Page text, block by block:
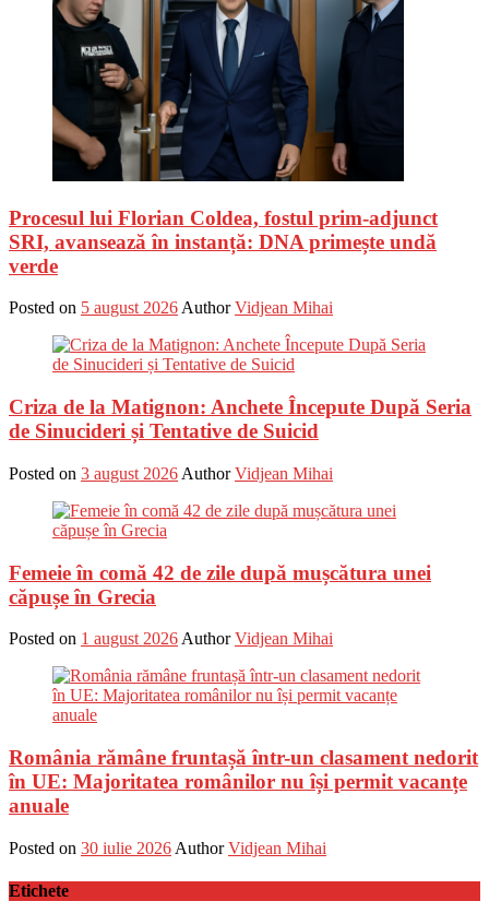
Procesul lui Florian Coldea, fostul prim-adjunct
SRI, avansează în instanță: DNA primește undă
verde
Posted on 5 august 2026 Author Vidjean Mihai
Criza de la Matignon: Anchete Începute După Seria
de Sinucideri și Tentative de Suicid
Posted on 3 august 2026 Author Vidjean Mihai
Femeie în comă 42 de zile după mușcătura unei
căpușe în Grecia
Posted on 1 august 2026 Author Vidjean Mihai
România rămâne fruntașă într-un clasament nedorit
în UE: Majoritatea românilor nu își permit vacanțe
anuale
Posted on 30 iulie 2026 Author Vidjean Mihai
Etichete